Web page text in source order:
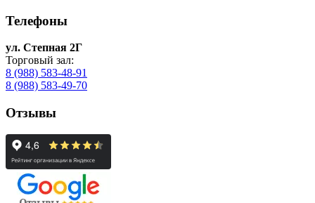
Телефоны
ул. Степная 2Г
Торговый зал:
8 (988) 583-48-91
8 (988) 583-49-70
Отзывы